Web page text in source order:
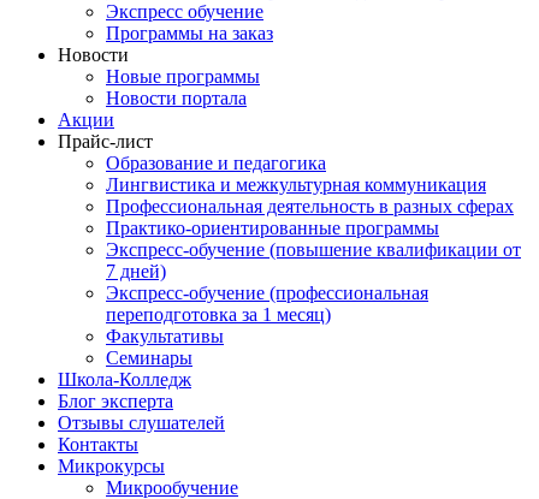
Экспресс обучение
Программы на заказ
Новости
Новые программы
Новости портала
Акции
Прайс-лист
Образование и педагогика
Лингвистика и межкультурная коммуникация
Профессиональная деятельность в разных сферах
Практико-ориентированные программы
Экспресс-обучение (повышение квалификации от
7 дней)
Экспресс-обучение (профессиональная
переподготовка за 1 месяц)
Факультативы
Семинары
Школа-Колледж
Блог эксперта
Отзывы слушателей
Контакты
Микрокурсы
Микрообучение